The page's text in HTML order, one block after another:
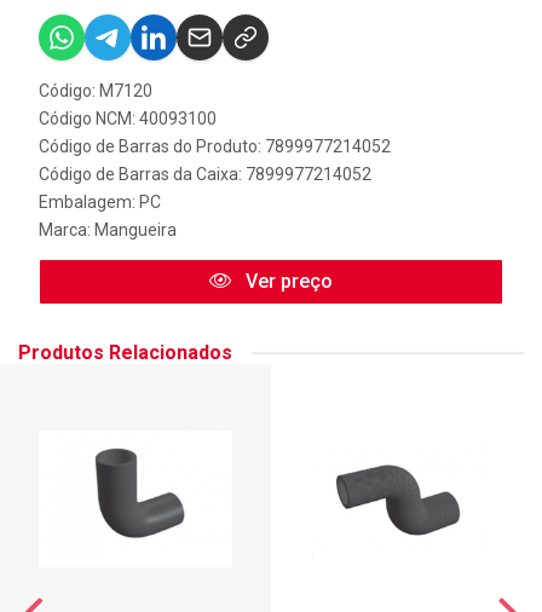
Código: M7120
Código NCM: 40093100
Código de Barras do Produto: 7899977214052
Código de Barras da Caixa: 7899977214052
Embalagem: PC
Marca: Mangueira
Ver preço
Produtos Relacionados